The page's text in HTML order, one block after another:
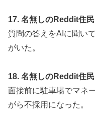
17. 名無しのReddit住民
質問の答えをAIに聞い
がいた。
18. 名無しのReddit住民
面接前に駐車場でマネ
がら不採用になった。